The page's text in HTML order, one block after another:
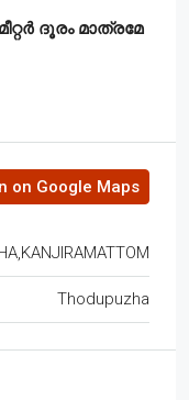
ദൂരം മാത്രമേ
on Google Maps
Thodupuzha